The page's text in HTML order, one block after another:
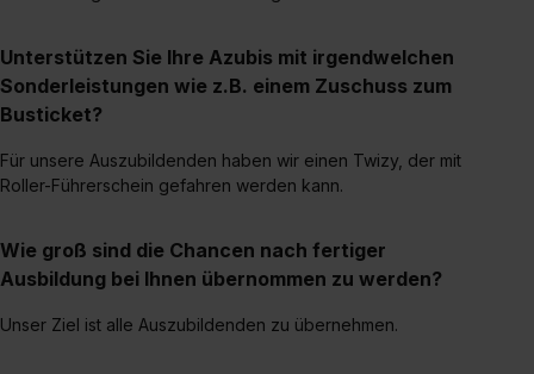
S. 1 lit. a) DS-GVO). Die USA verfügen über kein
angemessenes Datenschutzniveau (EuGH – Schrems
II). Du kannst die von dir erteilte Einwilligung jederzeit mit
Datenschutzerklärung unter dem Punkt „Datenschutz-
Einstellungen“ widerrufen. Weitere Informationen zu den
zeigen“. Weitere Informationen:Datenschutzerklärung
Impressum.
Unterstützen Sie Ihre Azubis mit irgendwelchen
Sonderleistungen wie z.B. einem Zuschuss zum
Busticket?
Für unsere Auszubildenden haben wir einen Twizy, der mit
Roller-Führerschein gefahren werden kann.
Wie groß sind die Chancen nach fertiger
Ausbildung bei Ihnen übernommen zu werden?
Unser Ziel ist alle Auszubildenden zu übernehmen.